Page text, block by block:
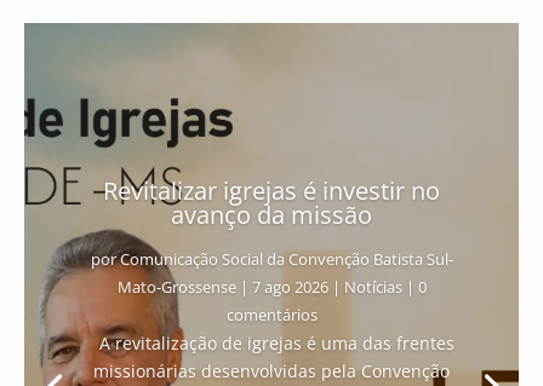
Revitalizar igrejas é investir no
avanço da missão
porComunicação Social da Convenção Batista Sul-
Mato-Grossense| 7 ago 2026| Notícias| 0
comentários
A revitalização de igrejas é uma das frentes
missionárias desenvolvidas pela Convenção